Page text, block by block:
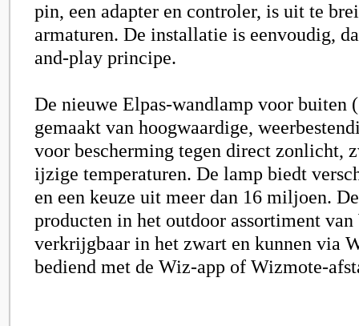
pin, een adapter en controler, is uit te
armaturen. De installatie is eenvoudig,
and-play principe.
De nieuwe Elpas-wandlamp voor buiten
gemaakt van hoogwaardige,
voor bescherming tegen direct zonlicht,
ijzige temperaturen. De lamp biedt
en een keuze uit meer dan 16 miljoen.
producten in het outdoor assortiment
verkrijgbaar in het zwart en kunnen via
bediend met de Wiz-app of Wizmote-